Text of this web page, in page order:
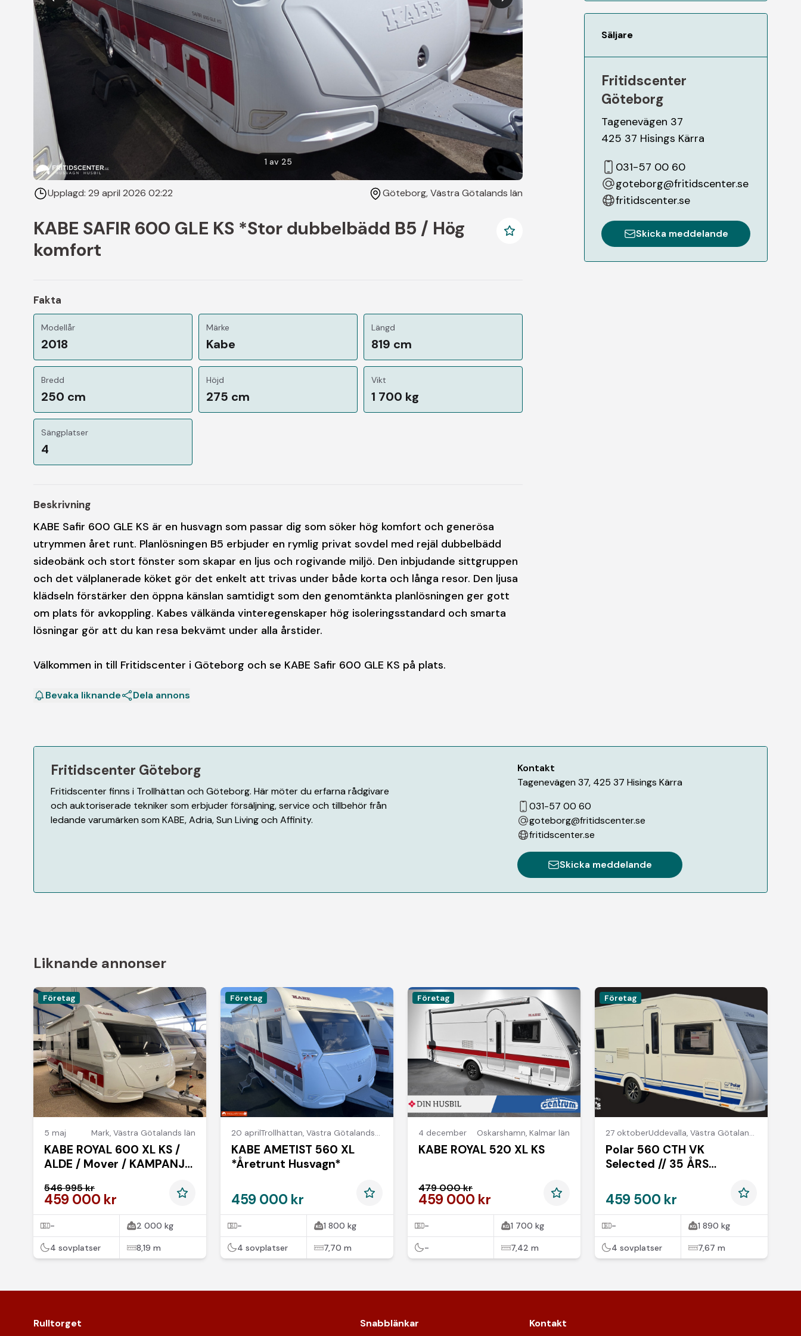
1av 25
Upplagd: 29 april 2026 02:22 Göteborg, Västra Götalands län
KABE SAFIR 600 GLE KS *Stor dubbelbädd B5 / Hög
komfort
Fakta
Modellår
2018
Märke
Kabe
Längd
819 cm
Bredd
250 cm
Höjd
275 cm
Vikt
1 700 kg
Sängplatser
4
Beskrivning
KABE Safir 600 GLE KS är en husvagn som passar dig som söker hög komfort och generösa
utrymmen året runt. Planlösningen B5 erbjuder en rymlig privat sovdel med rejäl dubbelbädd
sideobänk och stort fönster som skapar en ljus och rogivande miljö. Den inbjudande sittgruppen
och det välplanerade köket gör det enkelt att trivas under både korta och långa resor. Den ljusa
klädseln förstärker den öppna känslan samtidigt som den genomtänkta planlösningen ger gott
om plats för avkoppling. Kabes välkända vinteregenskaper hög isoleringsstandard och smarta
lösningar gör att du kan resa bekvämt under alla årstider.
Välkommen in till Fritidscenter i Göteborg och se KABE Safir 600 GLE KS på plats.
Bevaka liknande Dela annons
Säljare
Fritidscenter
Göteborg
Tagenevägen 37
425 37 Hisings Kärra
031-57 00 60
goteborg@fritidscenter.se
fritidscenter.se
Skicka meddelande
Fritidscenter Göteborg
Fritidscenter finns i Trollhättan och Göteborg. Här möter du erfarna rådgivare
och auktoriserade tekniker som erbjuder försäljning, service och tillbehör från
ledande varumärken som KABE, Adria, Sun Living och Affinity.
Kontakt
Tagenevägen 37, 425 37 Hisings Kärra
031-57 00 60
goteborg@fritidscenter.se
fritidscenter.se
Skicka meddelande
Liknande annonser
Företag
5 maj Mark, Västra Götalands län
KABE ROYAL 600 XL KS /
ALDE / Mover / KAMPANJ
24 mån
546 995 kr
459 000 kr
- 2 000 kg
4 sovplatser 8,19 m
Företag
20 aprilTrollhättan,Västra Götalands län
KABE AMETIST 560 XL
*Åretrunt Husvagn*
459 000 kr
- 1 800 kg
4 sovplatser 7,70 m
Företag
4 december Oskarshamn, Kalmar län
KABE ROYAL 520 XL KS
479 000 kr
459 000 kr
- 1 700 kg
- 7,42 m
Företag
27 oktoberUddevalla,Västra Götalands län
Polar 560 CTH VK
Selected // 35 ÅRS
459 500 kr
- 1 890 kg
4 sovplatser 7,67 m
Rulltorget
Snabblänkar
Kontakt